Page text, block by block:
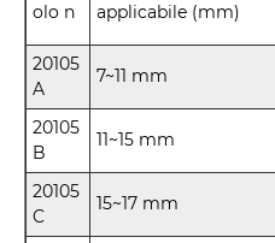
olo n
applicabile (mm)
20105
A
7~11 mm
20105
B
11~15 mm
20105
C
15~17 mm